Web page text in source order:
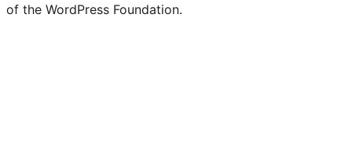
of the WordPress Foundation.